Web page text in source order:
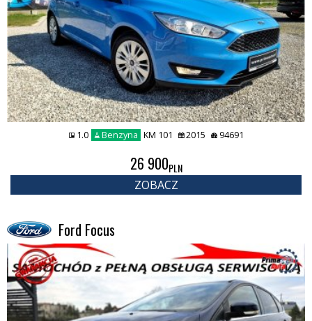
1.0 Benzyna KM 101 2015 94691
26 900PLN
ZOBACZ
Ford Focus